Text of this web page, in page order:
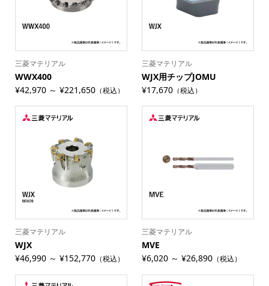
三菱マテリアル
WWX400
¥42,970 ～ ¥221,650（税込）
三菱マテリアル
WJX用チップJOMU
¥17,670 （税込）
三菱マテリアル
WJX
¥46,990 ～ ¥152,770（税込）
三菱マテリアル
MVE
¥6,020 ～ ¥26,890 （税込）